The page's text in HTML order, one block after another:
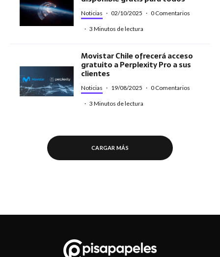
Noticias · 02/10/2025 · 0 Comentarios
· 3 Minutos de lectura
Movistar Chile ofrecerá acceso
gratuito a Perplexity Pro a sus
clientes
Noticias · 19/08/2025 · 0 Comentarios
· 3 Minutos de lectura
CARGAR MÁS